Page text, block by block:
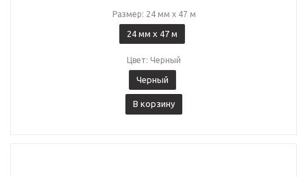
Размер: 24 мм x 47 м
24 мм x 47 м
Цвет: Черный
Черный
В корзину